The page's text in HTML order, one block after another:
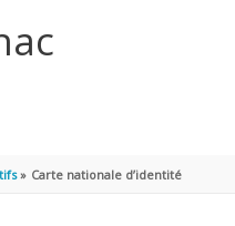
Carte nationale d’identité